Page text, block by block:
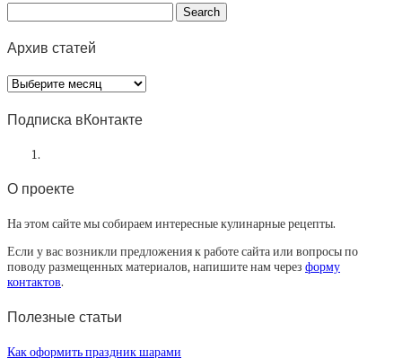
Архив статей
Архив
статей
Подписка вКонтакте
О проекте
На этом сайте мы собираем интересные кулинарные рецепты.
Если у вас возникли предложения к работе сайта или вопросы по
поводу размещенных материалов, напишите нам через форму
контактов.
Полезные статьи
Как оформить праздник шарами